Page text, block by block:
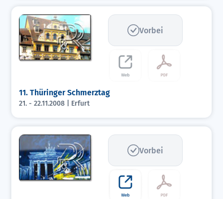
Vorbei
11. Thüringer Schmerztag
21. - 22.11.2008 | Erfurt
Vorbei